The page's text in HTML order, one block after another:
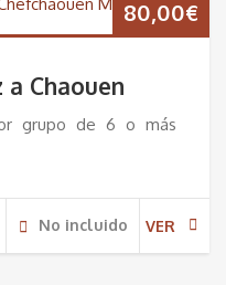
80,00€
a Chaouen
grupo de 6 o más
No incluido VER